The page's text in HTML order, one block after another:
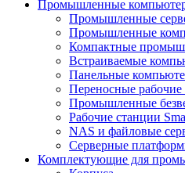
Промышленные
Промышленные
Промышленные
Компактные
Встраиваемые
Панельные
Переносные рабочие
Промышленные
Рабочие станции
NAS и файловые
Серверные
Комплектующие для